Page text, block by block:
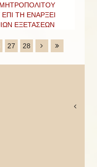
ΤΗ ΕΝΑΡΞΕΙ
ΕΞΕΤΑΣΕΩΝ
27 28